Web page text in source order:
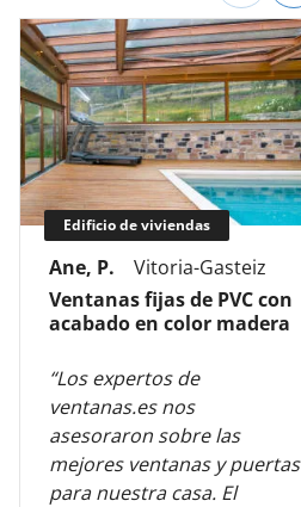
Edificio de viviendas
Ane, P.
Vitoria-Gasteiz
Ventanas fijas de PVC con
acabado en color madera
“Los expertos de
ventanas.es nos
asesoraron sobre las
mejores ventanas y puertas
para nuestra casa. El